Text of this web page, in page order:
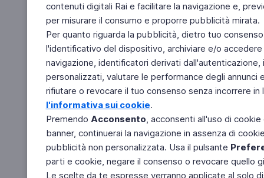
contenuti digitali Rai e facilitare la navigazione e,
per misurare il consumo e proporre pubblicità mirata.
Per quanto riguarda la pubblicità, dietro tuo
l'identificativo del dispositivo, archiviare e/o
navigazione, identificatori derivati
personalizzati, valutare le performance degli
rifiutare o revocare il tuo consenso senza incorrere
l'informativa sui cookie.
Premendo Acconsento, acconsenti all'uso di
banner, continuerai la navigazione in assenza di
pubblicità non personalizzata. Usa il pulsante
parti e cookie, negare il consenso o revocare quello
Le scelte da te espresse verranno applicate al solo